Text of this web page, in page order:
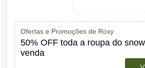
Ofertas e Promoções de Roxy
50% OFF toda a roupa do
venda